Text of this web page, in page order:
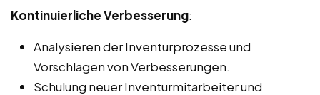
Kontinuierliche Verbesserung:
Analysieren der Inventurprozesse und
Vorschlagen von Verbesserungen.
Schulung neuer Inventurmitarbeiter und